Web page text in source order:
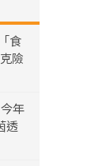
食
險
年
透